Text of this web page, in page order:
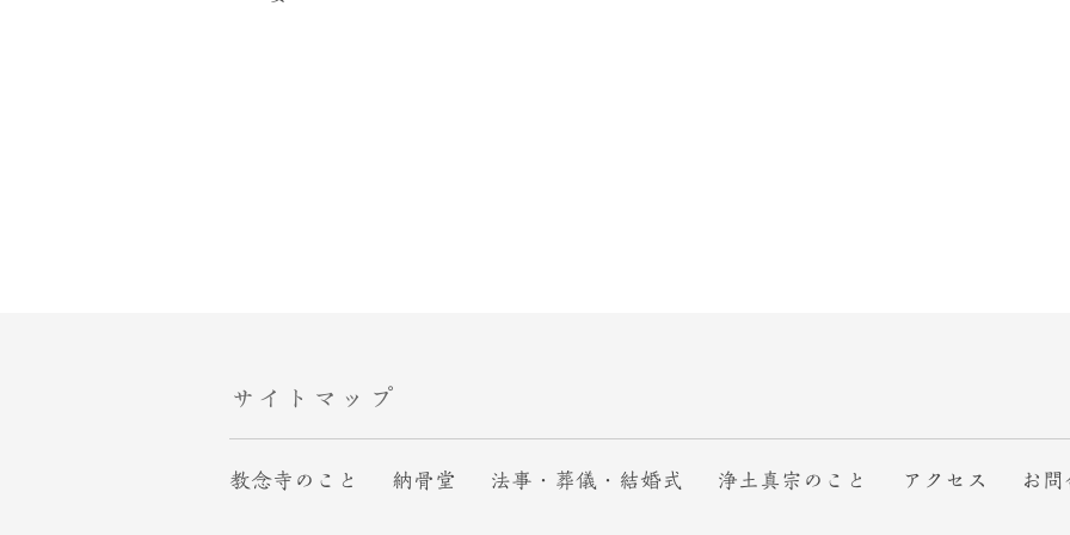
サイトマップ
教念寺のこと 納骨堂 法事・葬儀・結婚式 浄土真宗のこと アクセス お問